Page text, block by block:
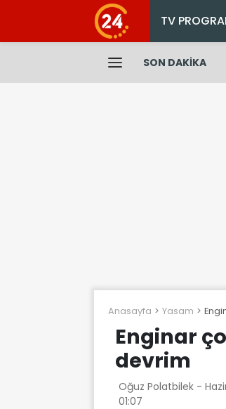
TV
SON DAKİKA
Anasayfa Yasam
Enginar
devrim
Oğuz Polatbilek -
01:07